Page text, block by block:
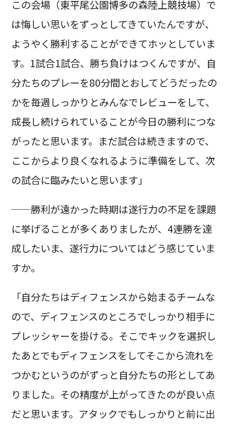
この会場（東平尾公園博多の森陸上競技場）で
は悔しい思いをずっとしてきていたんですが、
ようやく勝利することができてホッとしていま
す。1試合1試合、勝ち負けはつくんですが、自
分たちのプレーを80分間とおしてどうだったの
かを毎週しっかりとみんなでレビューをして、
成長し続けられていることが今日の勝利につな
がったと思います。まだ試合は続きますので、
ここからより良くなれるように準備をして、次
の試合に臨みたいと思います」
──勝利が遠かった時期は遂行力の不足を課題
に挙げることが多くありましたが、4連勝を達
成したいま、遂行力についてはどう感じていま
すか。
「自分たちはディフェンスから始まるチームな
ので、ディフェンスのところでしっかり相手に
プレッシャーを掛ける。そこでキックを選択し
たあとでもディフェンスをしてそこから流れを
つかむというのがずっと自分たちの形としてあ
りました。その精度が上がってきたのが良い点
だと思います。アタックでもしっかりと前に出